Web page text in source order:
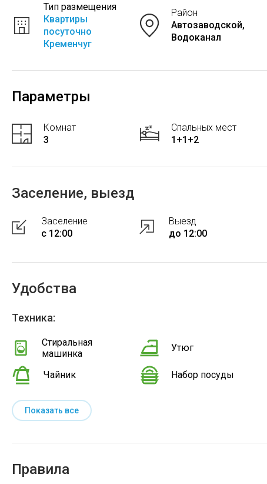
Тип размещения
Квартиры
посуточно
Кременчуг
Район
Автозаводской,
Водоканал
Параметры
Комнат
3
Спальных мест
1+1+2
Заселение, выезд
Заселение
с 12:00
Выезд
до 12:00
Удобства
Техника:
Стиральная
машинка
Утюг
Чайник
Набор посуды
Показать все
Правила